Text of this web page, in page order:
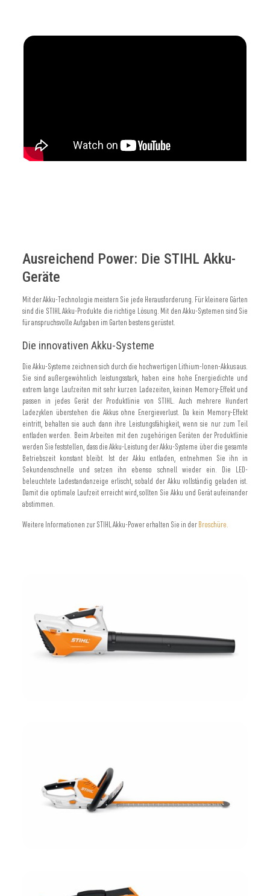
Ausreichend Power: Die STIHL Akku-
Geräte
Mit der Akku-Technologie meistern Sie jede Herausforderung. Für kleinere Gärten
sind die STIHL Akku-Produkte die richtige Lösung. Mit den Akku-Systemen sind Sie
für anspruchsvolle Aufgaben im Garten bestens gerüstet.
Die innovativen Akku-Systeme
Die Akku-Systeme zeichnen sich durch die hochwertigen Lithium-Ionen-Akkus aus.
Sie sind außergewöhnlich leistungsstark, haben eine hohe Energiedichte und
extrem lange Laufzeiten mit sehr kurzen Ladezeiten, keinen Memory-Effekt und
passen in jedes Gerät der Produktlinie von STIHL. Auch mehrere Hundert
Ladezyklen überstehen die Akkus ohne Energieverlust. Da kein Memory-Effekt
eintritt, behalten sie auch dann ihre Leistungsfähigkeit, wenn sie nur zum Teil
entladen werden. Beim Arbeiten mit den zugehörigen Geräten der Produktlinie
werden Sie feststellen, dass die Akku-Leistung der Akku-Systeme über die gesamte
Betriebszeit konstant bleibt. Ist der Akku entladen, entnehmen Sie ihn in
Sekundenschnelle und setzen ihn ebenso schnell wieder ein. Die LED-
beleuchtete Ladestandanzeige erlischt, sobald der Akku vollständig geladen ist.
Damit die optimale Laufzeit erreicht wird, sollten Sie Akku und Gerät aufeinander
abstimmen.
Weitere Informationen zur STIHL Akku-Power erhalten Sie in der Broschüre.